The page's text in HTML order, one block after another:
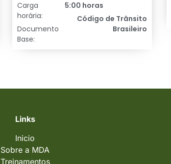
Carga
horária:
Documento
Base:
5:00 horas
Código de Trânsito
Brasileiro
Links
Inicio
Sobre a MDA
Treinamentos